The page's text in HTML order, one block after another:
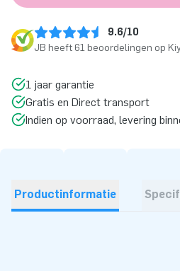
9.6/10
JB heeft 61 beoordelingen op
1 jaar garantie
Gratis en Direct transport
Indien op voorraad, levering
Productinformatie